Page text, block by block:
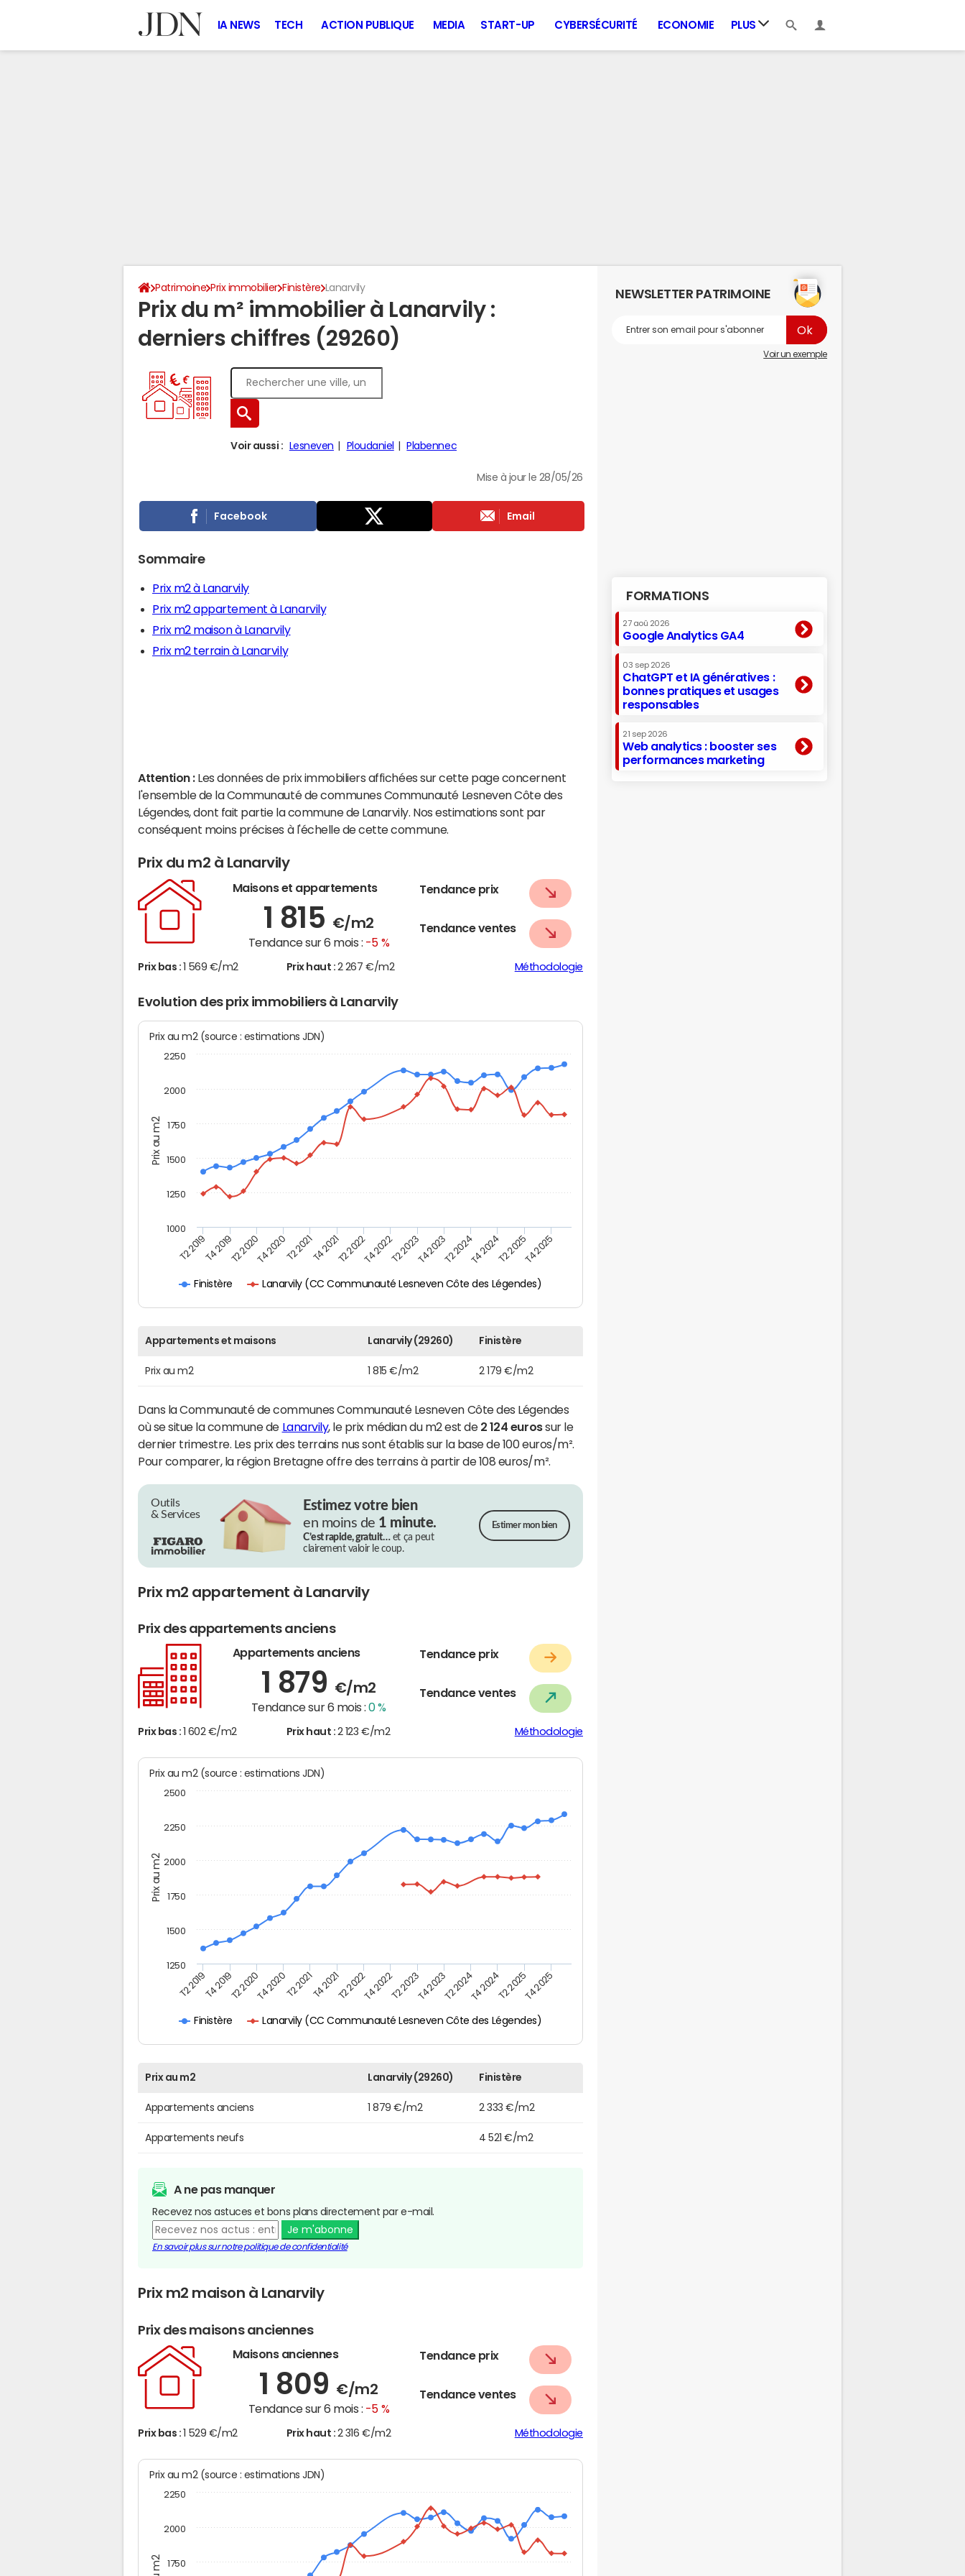
IA NEWS TECH ACTION PUBLIQUE MEDIA START-UP CYBERSÉCURITÉ ECONOMIE PLUS
Patrimoine Prix immobilier Finistère Lanarvily
Prix du m² immobilier à Lanarvily :
derniers chiffres (29260)
Voir aussi : Lesneven Ploudaniel Plabennec
Mise à jour le 28/05/26
Facebook Email
Sommaire
Prix m2 à Lanarvily
Prix m2 appartement à Lanarvily
Prix m2 maison à Lanarvily
Prix m2 terrain à Lanarvily
Attention : Les données de prix immobiliers affichées sur cette page concernent
l'ensemble de la Communauté de communes Communauté Lesneven Côte des
Légendes, dont fait partie la commune de Lanarvily. Nos estimations sont par
conséquent moins précises à l'échelle de cette commune.
Prix du m2 à Lanarvily
Maisons et appartements
1 815 €/m2
Tendance sur 6 mois : -5 %
Tendance prix
Tendance ventes
Prix bas : 1 569 €/m2 Prix haut : 2 267 €/m2 Méthodologie
Evolution des prix immobiliers à Lanarvily
Prix au m2
Prix au m2 (source : estimations JDN)
Finistère Lanarvily (CC Communauté Lesneven Côte des Légendes)
T2 2019T4 2019T2 2020T4 2020T2 2021T4 2021T2 2022T4 2022T2 2023T4 2023T2 2024T4 2024T2 2025T4 2025
1000
1250
1500
1750
2000
2250
Appartements et maisons Lanarvily (29260) Finistère
Prix au m2 1 815 €/m2 2 179 €/m2
Dans la Communauté de communes Communauté Lesneven Côte des Légendes
où se situe la commune de Lanarvily, le prix médian du m2 est de 2 124 eurossur le
dernier trimestre. Les prix des terrains nus sont établis sur la base de 100 euros/m².
Pour comparer, la région Bretagne offre des terrains à partir de 108 euros/m².
Outils
& Services
Estimez votre bien
en moins de 1 minute.
C’est rapide, gratuit…et ça peut
clairement valoir le coup.
Estimer mon bien
Prix m2 appartement à Lanarvily
Prix des appartements anciens
Appartements anciens
1 879 €/m2
Tendance sur 6 mois :0 %
Tendance prix
Tendance ventes
Prix bas : 1 602 €/m2 Prix haut : 2 123 €/m2 Méthodologie
Prix au m2
Prix au m2 (source : estimations JDN)
Finistère Lanarvily (CC Communauté Lesneven Côte des Légendes)
T2 2019T4 2019T2 2020T4 2020T2 2021T4 2021T2 2022T4 2022T2 2023T4 2023T2 2024T4 2024T2 2025T4 2025
1250
1500
1750
2000
2250
2500
Prix au m2 Lanarvily (29260) Finistère
Appartements anciens 1 879 €/m2 2 333 €/m2
Appartements neufs 4 521 €/m2
A ne pas manquer
Recevez nos astuces et bons plans directement par e-mail.
Je m'abonne
En savoir plus sur notre politique de confidentialité
Prix m2 maison à Lanarvily
Prix des maisons anciennes
Maisons anciennes
1 809 €/m2
Tendance sur 6 mois : -5 %
Tendance prix
Tendance ventes
Prix bas : 1 529 €/m2 Prix haut : 2 316 €/m2 Méthodologie
Prix au m2 (source : estimations JDN)
1750
2000
2250
NEWSLETTER PATRIMOINE
Voir un exemple
FORMATIONS
27 aoû 2026
Google Analytics GA4
03 sep 2026
ChatGPT et IA génératives :
bonnes pratiques et usages
responsables
21 sep 2026
Web analytics : booster ses
performances marketing